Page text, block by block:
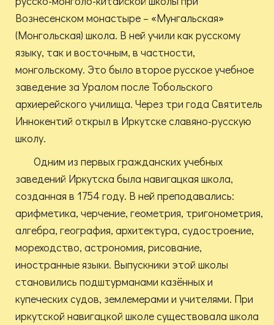
Вознесенском монастыре – «Мунгальская»
(Монгольская) школа. В ней учили как русскому
языку, так и восточным, в частности,
монгольскому. Это было второе русское учебное
заведение за Уралом после Тобольского
архиерейского училища. Через три года Святитель
Иннокентий открыл в Иркутске славяно-русскую
школу.
Одним из первых гражданских учебных
заведений Иркутска была навигацкая школа,
созданная в 1754 году. В ней преподавались:
арифметика, черчение, геометрия, тригонометрия,
алгебра, география, архитектура, судостроение,
мореходство, астрономия, рисование,
иностранные языки. Выпускники этой школы
становились подштурманами казённых и
купеческих судов, землемерами и учителями. При
иркутской навигацкой школе существовала школа